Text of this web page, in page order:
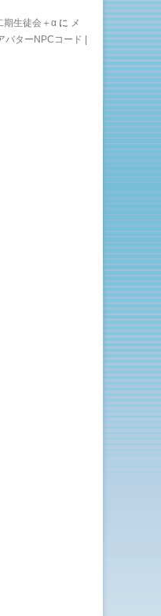
期生徒会＋α に メ
ターNPCコード |